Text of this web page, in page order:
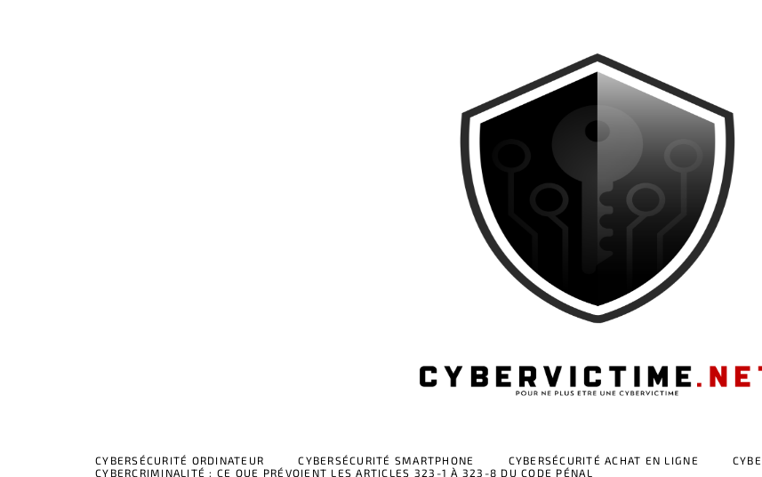
CYBERSÉCURITÉ ORDINATEUR CYBERSÉCURITÉ SMARTPHONE CYBERSÉCURITÉ ACHAT EN LIGNE
CYBERCRIMINALITÉ : CE QUE PRÉVOIENT LES ARTICLES 323-1 À 323-8 DU CODE PÉNAL